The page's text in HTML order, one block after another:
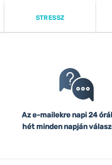
STRESSZ
Az e-mailekre napi 24
hét minden napján